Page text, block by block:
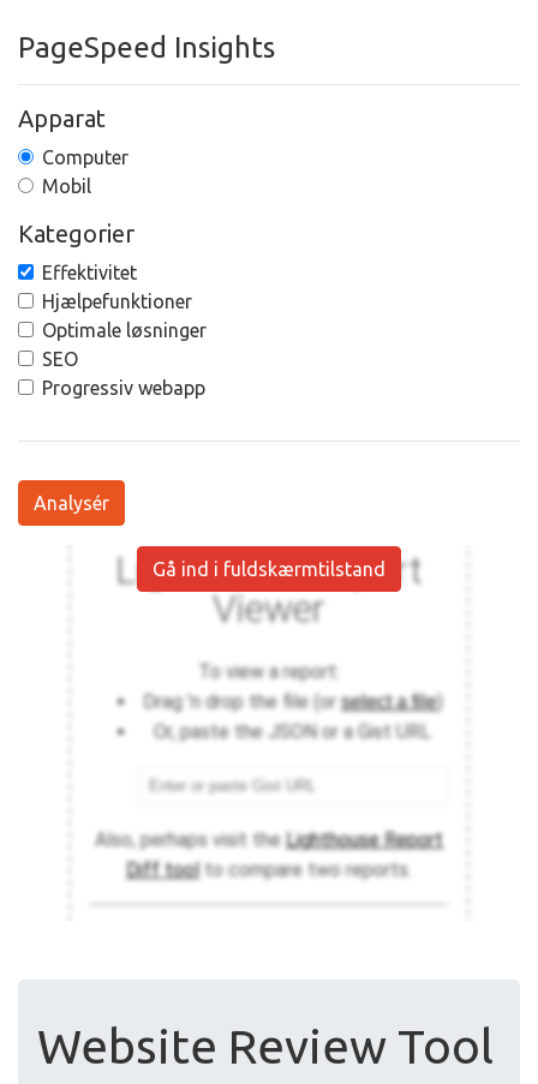
PageSpeed Insights
Apparat
Computer
Mobil
Kategorier
Effektivitet
Hjælpefunktioner
Optimale løsninger
SEO
Progressiv webapp
Analysér
Gå ind i fuldskærmtilstand
Website Review Tool